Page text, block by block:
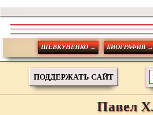
ШЕВКУНЕНКО → БИОГРАФИЯ →
ПОДДЕРЖАТЬ САЙТ
Павел